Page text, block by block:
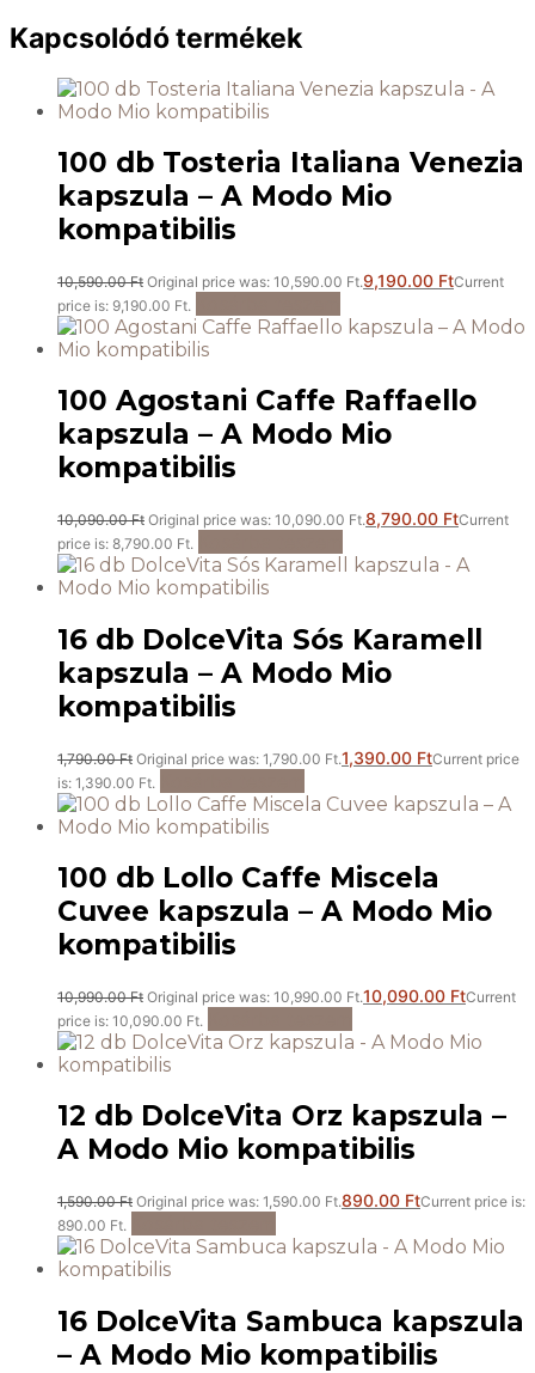
Kapcsolódó termékek
100 db Tosteria Italiana Venezia
kapszula – A Modo Mio
kompatibilis
10,590.00Ft Original price was: 10,590.00 Ft.9,190.00 FtCurrent
price is: 9,190.00 Ft.
100 Agostani Caffe Raffaello
kapszula – A Modo Mio
kompatibilis
10,090.00Ft Original price was: 10,090.00 Ft.8,790.00 FtCurrent
price is: 8,790.00 Ft.
16 db DolceVita Sós Karamell
kapszula – A Modo Mio
kompatibilis
1,790.00Ft Original price was: 1,790.00 Ft.1,390.00 FtCurrent price
is: 1,390.00 Ft.
100 db Lollo Caffe Miscela
Cuvee kapszula – A Modo Mio
kompatibilis
10,990.00Ft Original price was: 10,990.00 Ft.10,090.00 FtCurrent
price is: 10,090.00 Ft.
12 db DolceVita Orz kapszula –
A Modo Mio kompatibilis
1,590.00Ft Original price was: 1,590.00 Ft.890.00 FtCurrent price is:
890.00 Ft.
16 DolceVita Sambuca kapszula
– A Modo Mio kompatibilis